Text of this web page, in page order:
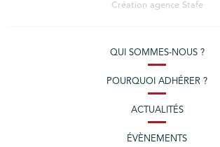
Création agence Stafe
QUI SOMMES-NOUS ?
POURQUOI ADHÉRER ?
ACTUALITÉS
ÉVÈNEMENTS